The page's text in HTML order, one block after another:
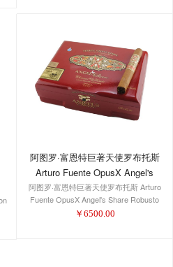
阿图罗·富恩特巨著天使罗布托斯
Arturo Fuente OpusX Angel's
Share Robusto
阿图罗·富恩特巨著天使罗布托斯 Arturo
Fuente OpusX Angel's Share Robusto
￥ 6500.00